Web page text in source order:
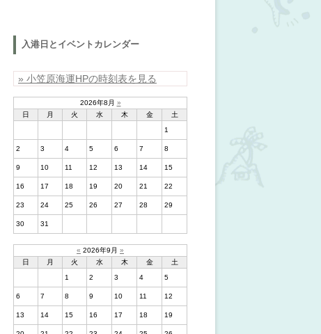
入港日とイベントカレンダー
» 小笠原海運HPの時刻表を見る
2026年8月 »
日
月 火 水 木 金
土
1
2 3 4 5 6 7 8
9 10 11 12 13 14 15
16 17 18 19 20 21 22
23 24 25 26 27 28 29
30 31
« 2026年9月 »
日
月 火 水 木 金
土
1
2 3 4 5
6 7 8 9 10 11 12
13 14 15 16 17 18 19